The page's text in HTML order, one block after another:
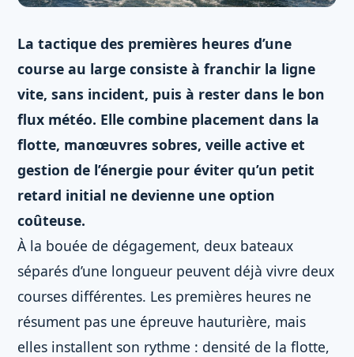
La tactique des premières heures d’une
course au large consiste à franchir la ligne
vite, sans incident, puis à rester dans le bon
flux météo. Elle combine placement dans la
flotte, manœuvres sobres, veille active et
gestion de l’énergie pour éviter qu’un petit
retard initial ne devienne une option
coûteuse.
À la bouée de dégagement, deux bateaux
séparés d’une longueur peuvent déjà vivre deux
courses différentes. Les premières heures ne
résument pas une épreuve hauturière, mais
elles installent son rythme : densité de la flotte,